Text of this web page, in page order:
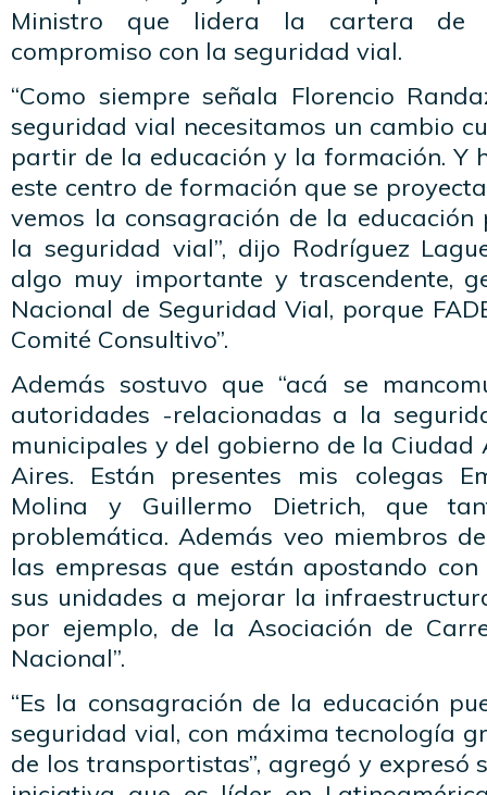
Ministro que lidera la cartera de
compromiso con la seguridad vial.
“Como siempre señala Florencio
seguridad vial necesitamos un cambio
partir de la educación y la formación. Y
este centro de formación que se
vemos la consagración de la
la seguridad vial”, dijo Rodríguez
algo muy importante y trascendente,
Nacional de Seguridad Vial, porque
Comité Consultivo”.
Además sostuvo que “acá se
autoridades -relacionadas a la
municipales y del gobierno de la Ciudad
Aires. Están presentes mis colegas
Molina y Guillermo Dietrich, que
problemática. Además veo miembros
las empresas que están apostando
sus unidades a mejorar la
por ejemplo, de la Asociación de
Nacional”.
“Es la consagración de la educación
seguridad vial, con máxima tecnología
de los transportistas”, agregó y expresó